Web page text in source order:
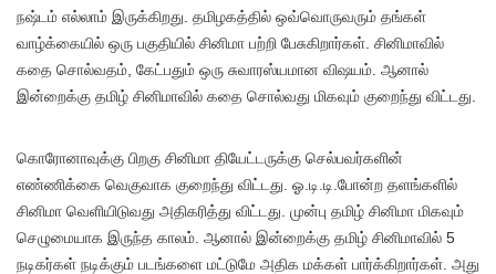
நஷ்டம் எல்லாம் இருக்கிறது. தமிழகத்தில் ஒவ்வொருவரும் தங்கள்
வாழ்க்கையில் ஒரு பகுதியில் சினிமா பற்றி பேசுகிறார்கள். சினிமாவில்
கதை சொல்வதம், கேட்பதும் ஒரு சுவாரஸ்யமான விஷயம். ஆனால்
இன்றைக்கு தமிழ் சினிமாவில் கதை சொல்வது மிகவும் குறைந்து விட்டது.
கொரோனாவுக்கு பிறகு சினிமா தியேட்டருக்கு செல்பவர்களின்
எண்ணிக்கை வெகுவாக குறைந்து விட்டது. ஓ.டி.டி.போன்ற தளங்களில்
சினிமா வெளியிடுவது அதிகரித்து விட்டது. முன்பு தமிழ் சினிமா மிகவும்
செழுமையாக இருந்த காலம். ஆனால் இன்றைக்கு தமிழ் சினிமாவில் 5
நடிகர்கள் நடிக்கும் படங்களை மட்டுமே அதிக மக்கள் பார்க்கிறார்கள். அது